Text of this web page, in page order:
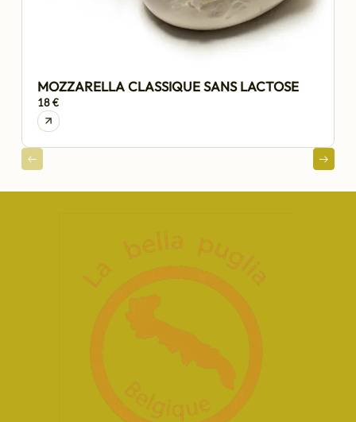
MOZZARELLA CLASSIQUE SANS LACTOSE
18 €